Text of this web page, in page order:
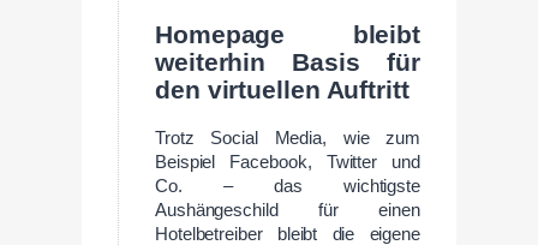
Homepage bleibt
weiterhin Basis für
den virtuellen Auftritt
Trotz Social Media, wie zum
Beispiel Facebook, Twitter und
Co. – das wichtigste
Aushängeschild für einen
Hotelbetreiber bleibt die eigene